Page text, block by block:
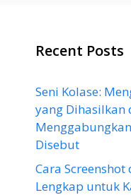
Recent Posts
Seni Kolase:
yang Dihasilkan
Disebut
Cara
Lengkap untuk